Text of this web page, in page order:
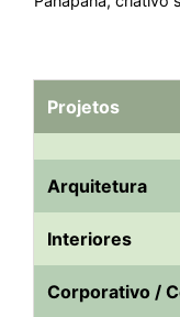
Projetos
Arquitetura
Interiores
Corporativo /